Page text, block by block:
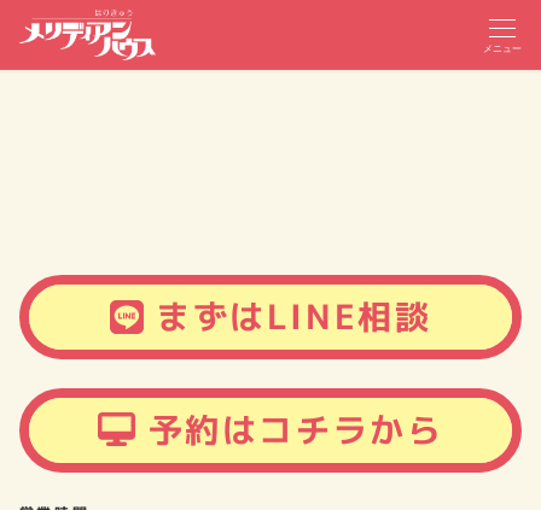
メニュー
まずはLINE相談
予約はコチラから